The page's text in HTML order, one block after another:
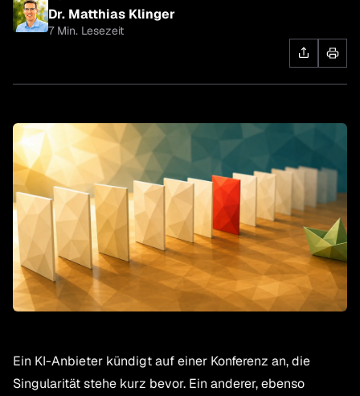
Dr. Matthias Klinger
7 Min. Lesezeit
Ein KI-Anbieter kündigt auf einer Konferenz an, die
Singularität stehe kurz bevor. Ein anderer, ebenso